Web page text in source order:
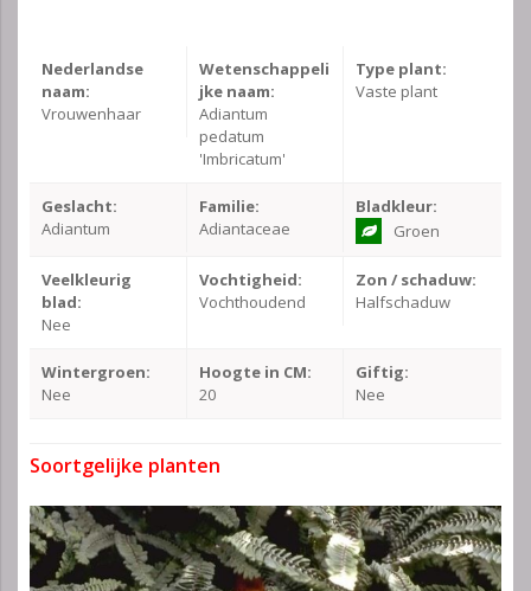
Nederlandse
naam:
Vrouwenhaar
Wetenschappeli
jke naam:
Adiantum
pedatum
'Imbricatum'
Type plant:
Vaste plant
Geslacht:
Adiantum
Familie:
Adiantaceae
Bladkleur:
Groen
Veelkleurig
blad:
Nee
Vochtigheid:
Vochthoudend
Zon / schaduw:
Halfschaduw
Wintergroen:
Nee
Hoogte in CM:
20
Giftig:
Nee
Soortgelijke planten